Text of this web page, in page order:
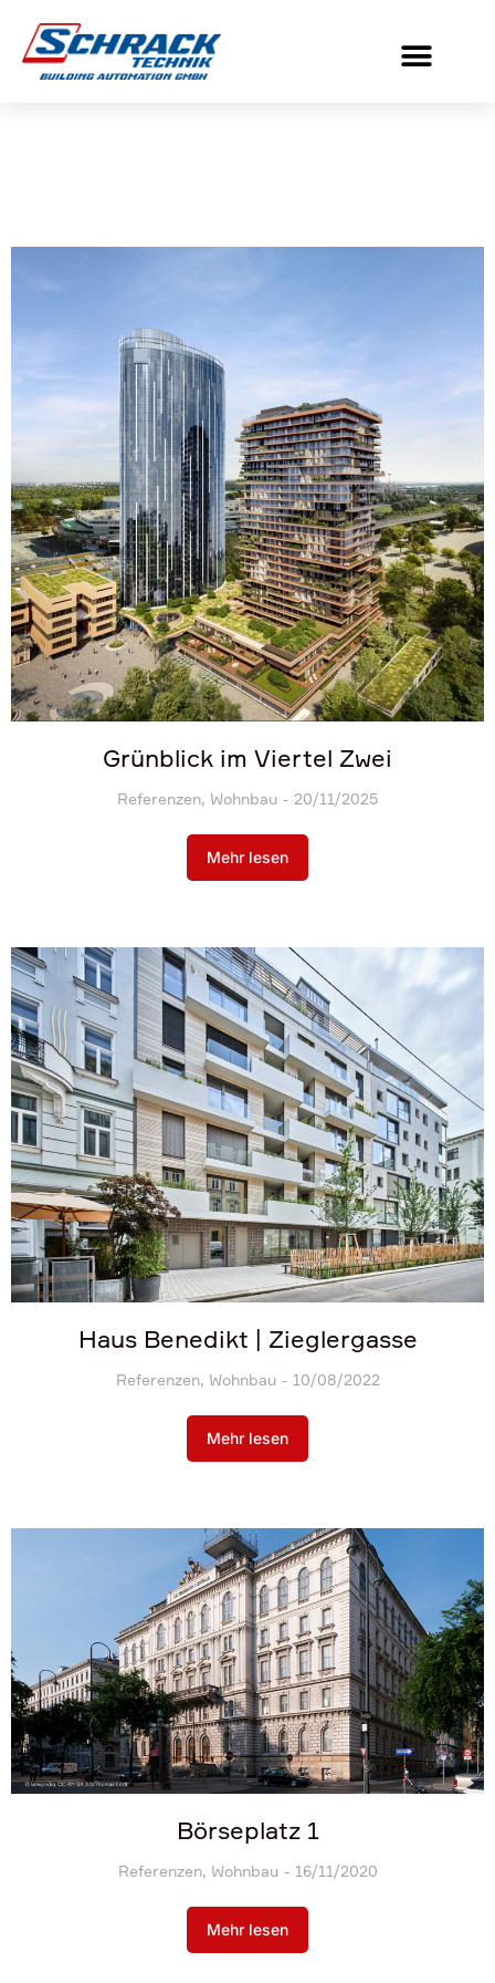
Grünblick im Viertel Zwei
Referenzen, Wohnbau 20/11/2025
Mehr lesen
Haus Benedikt | Zieglergasse
Referenzen, Wohnbau 10/08/2022
Mehr lesen
Börseplatz 1
Referenzen, Wohnbau 16/11/2020
Mehr lesen